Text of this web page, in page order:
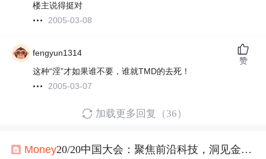
楼主说得挺对
2005-03-08
fengyun1314
这种“淫”才如果谁不要，谁就TMD的去死！
2005-03-07
赞
加载更多回复（36）
Money20/20中国大会：聚焦前沿科技，洞见金融